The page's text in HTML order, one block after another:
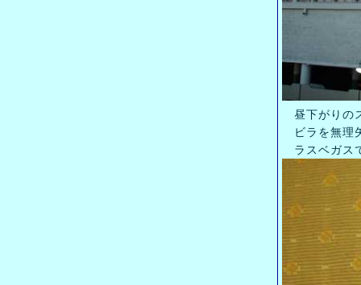
昼下がりの
ビラを無理
ラスベガス